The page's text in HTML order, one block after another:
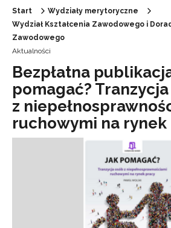
Start
Wydziały merytoryczne
Wydział Kształcenia Zawodowego i
Zawodowego
Aktualności
Bezpłatna
pomagać?
z
ruchowymi na